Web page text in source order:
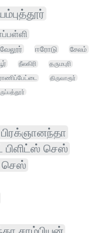
வேலூர் ஈரோடு
சேலம்
நீலகிரி
தருமபுரி
திருவாரூர்
பிளிட்ஸ் செஸ்
செஸ்